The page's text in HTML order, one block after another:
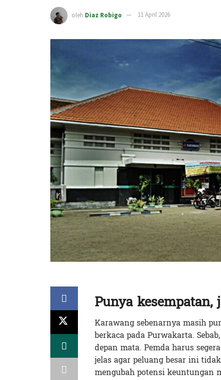
oleh Diaz Robigo 11 April 2026
Punya
Karawang sebenarnya masih
berkaca pada Purwakarta.
depan mata. Pemda harus
jelas agar peluang besar ini
mengubah potensi keuntungan